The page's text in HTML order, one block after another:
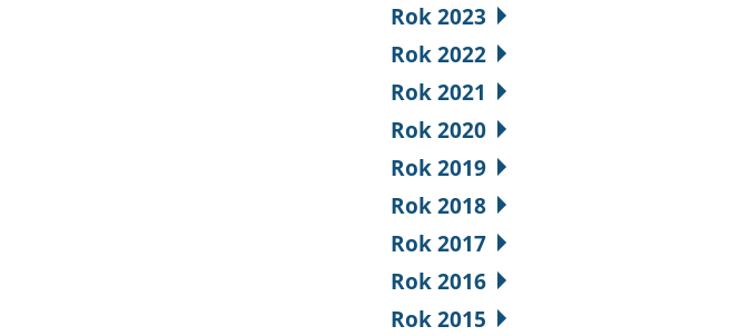
Rok 2023
Rok 2022
Rok 2021
Rok 2020
Rok 2019
Rok 2018
Rok 2017
Rok 2016
Rok 2015